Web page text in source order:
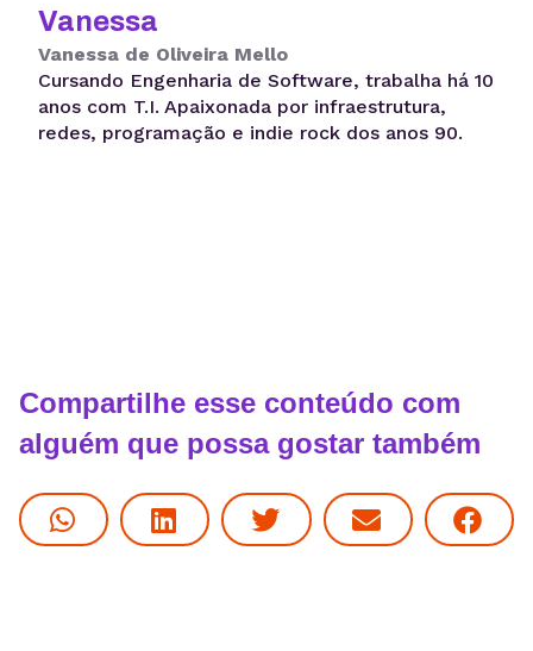
Vanessa
Vanessa de Oliveira Mello
Cursando Engenharia de Software, trabalha há 10
anos com T.I. Apaixonada por infraestrutura,
redes, programação e indie rock dos anos 90.
Compartilhe esse conteúdo com
alguém que possa gostar também